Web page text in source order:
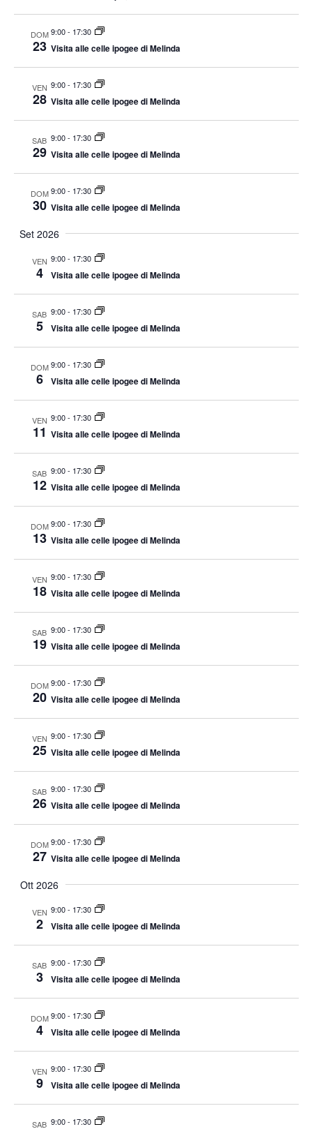
v
a
e
DOM
23
9:00- 17:30
Visita alle celle ipogee di Melinda
VEN
28
9:00- 17:30
Visita alle celle ipogee di Melinda
SAB
29
9:00- 17:30
Visita alle celle ipogee di Melinda
DOM
30
9:00- 17:30
Visita alle celle ipogee di Melinda
Set 2026
VEN
4
9:00- 17:30
Visita alle celle ipogee di Melinda
SAB
5
9:00- 17:30
Visita alle celle ipogee di Melinda
DOM
6
9:00- 17:30
Visita alle celle ipogee di Melinda
VEN
11
9:00- 17:30
Visita alle celle ipogee di Melinda
SAB
12
9:00- 17:30
Visita alle celle ipogee di Melinda
DOM
13
9:00- 17:30
Visita alle celle ipogee di Melinda
VEN
18
9:00- 17:30
Visita alle celle ipogee di Melinda
SAB
19
9:00- 17:30
Visita alle celle ipogee di Melinda
DOM
20
9:00- 17:30
Visita alle celle ipogee di Melinda
VEN
25
9:00- 17:30
Visita alle celle ipogee di Melinda
SAB
26
9:00- 17:30
Visita alle celle ipogee di Melinda
DOM
27
9:00- 17:30
Visita alle celle ipogee di Melinda
Ott 2026
VEN
2
9:00- 17:30
Visita alle celle ipogee di Melinda
SAB
3
9:00- 17:30
Visita alle celle ipogee di Melinda
DOM
4
9:00- 17:30
Visita alle celle ipogee di Melinda
VEN
9
9:00- 17:30
Visita alle celle ipogee di Melinda
SAB 9:00- 17:30